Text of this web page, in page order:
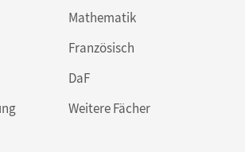
Mathematik
Französisch
DaF
Weitere Fächer